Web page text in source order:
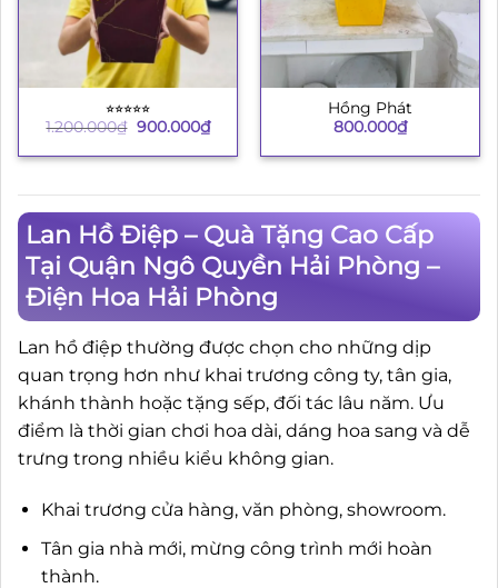
⭐︎⭐︎⭐︎⭐︎⭐︎
1.200.000₫ Giá
là:
900.000₫Giá
hiện
tại
Hồng Phát
800.000₫
Lan Hồ Điệp – Quà Tặng Cao Cấp
Tại Quận Ngô Quyền Hải Phòng –
Điện Hoa Hải Phòng
Lan hồ điệp thường được chọn cho những dịp
quan trọng hơn như khai trương công ty, tân gia,
khánh thành hoặc tặng sếp, đối tác lâu năm. Ưu
điểm là thời gian chơi hoa dài, dáng hoa sang và dễ
trưng trong nhiều kiểu không gian.
Khai trương cửa hàng, văn phòng, showroom.
Tân gia nhà mới, mừng công trình mới hoàn
thành.